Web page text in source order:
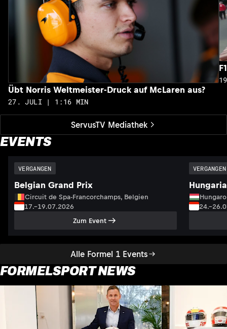
ServusTV Mediathek
Übt Norris Weltmeister-Druck auf McLaren aus?
27. JULI | 1:16 MIN
EVENTS
Alle Formel 1 Events
VERGANGEN
Belgian Grand Prix
Circuit de Spa-Francorchamps, Belgien
17.–19.07.2026
Zum Event
VERGANGEN
FORMELSPORT NEWS